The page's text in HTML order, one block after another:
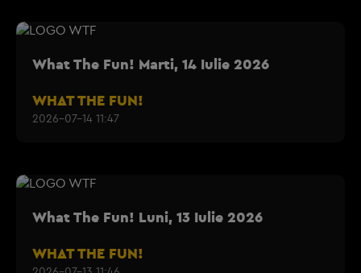
What The Fun! Marti, 14 Iulie 2026
WHAT THE FUN!
2026-07-14 11:47
What The Fun! Luni, 13 Iulie 2026
WHAT THE FUN!